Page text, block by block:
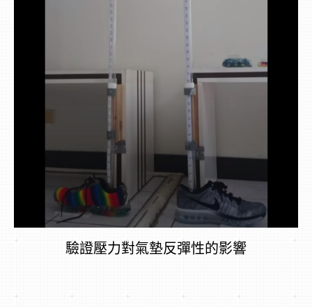
驗證壓力對氣墊反彈性的影響